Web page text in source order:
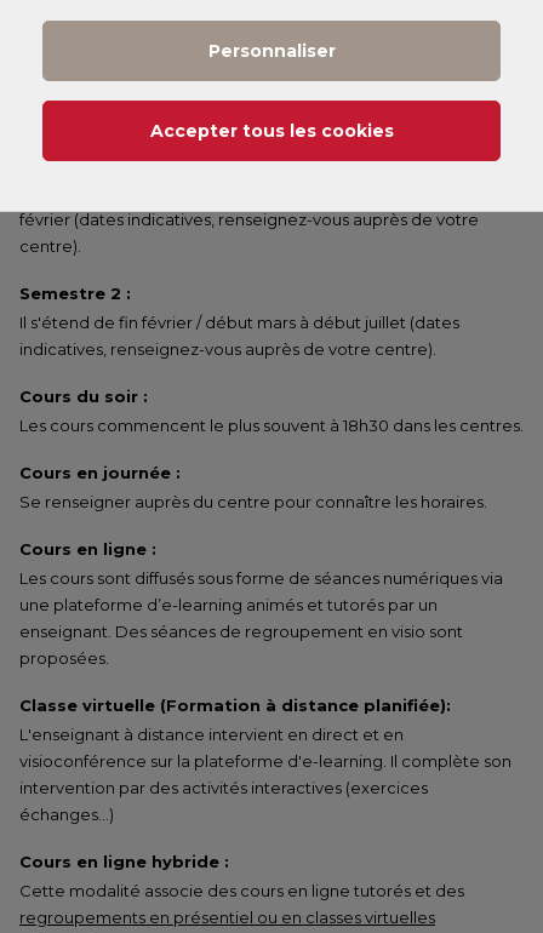
Semestre 1 :
février (dates indicatives, renseignez-vous auprès de votre
centre).
Semestre 2 :
Il s'étend de fin février / début mars à début juillet (dates
indicatives, renseignez-vous auprès de votre centre).
Cours du soir :
Les cours commencent le plus souvent à 18h30 dans les centres.
Cours en journée :
Se renseigner auprès du centre pour connaître les horaires.
Cours en ligne :
Les cours sont diffusés sous forme de séances numériques via
une plateforme d’e-learning animés et tutorés par un
enseignant. Des séances de regroupement en visio sont
proposées.
Classe virtuelle (Formation à distance planifiée):
L'enseignant à distance intervient en direct et en
visioconférence sur la plateforme d'e-learning. Il complète son
intervention par des activités interactives (exercices
échanges…)
Cours en ligne hybride :
Cette modalité associe des cours en ligne tutorés et des
regroupements en présentiel ou en classes virtuelles
Personnaliser
Accepter tous les cookies